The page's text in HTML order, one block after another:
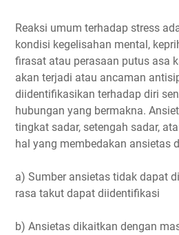
Reaksi umum terhadap stress
kondisi kegelisahan mental,
firasat atau perasaan putus asa
akan terjadi atau ancaman
diidentifikasikan terhadap diri
hubungan yang bermakna.
tingkat sadar, setengah sadar,
hal yang membedakan ansietas
a) Sumber ansietas tidak dapat
rasa takut dapat diidentifikasi
b) Ansietas dikaitkan dengan